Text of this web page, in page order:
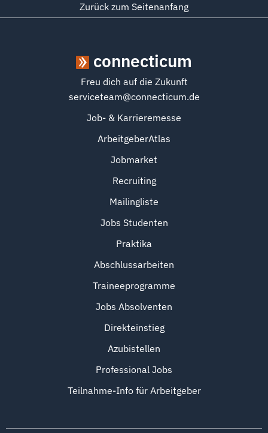
Zurück zum Seitenanfang
connecticum
Freu dich auf die Zukunft
serviceteam@connecticum.de
Job- & Karrieremesse
ArbeitgeberAtlas
Jobmarket
Recruiting
Mailingliste
Jobs Studenten
Praktika
Abschlussarbeiten
Traineeprogramme
Jobs Absolventen
Direkteinstieg
Azubistellen
Professional Jobs
Teilnahme-Info für Arbeitgeber